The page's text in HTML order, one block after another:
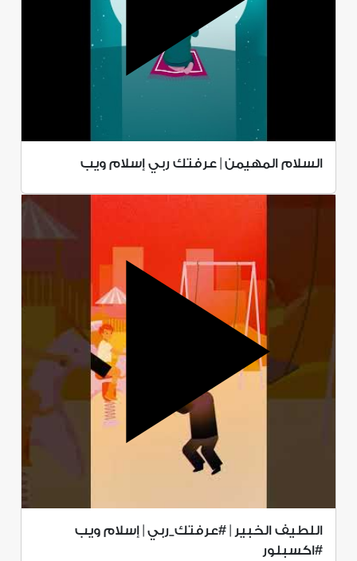
السلام المهيمن | عرفتك ربي إسلام ويب
اللطيف الخبير | #عرفتك_ربي | إسلام ويب
#اكسبلور